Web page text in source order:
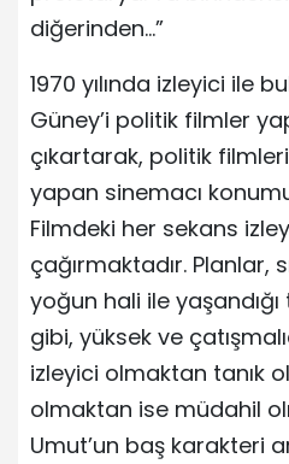
diğerinden…”
1970 yılında izleyici ile
Güney’i politik filmler
çıkartarak, politik
yapan sinemacı
Filmdeki her sekans
çağırmaktadır. Planlar,
yoğun hali ile
gibi, yüksek ve
izleyici olmaktan tanık
olmaktan ise müdahil
Umut’un baş karakteri